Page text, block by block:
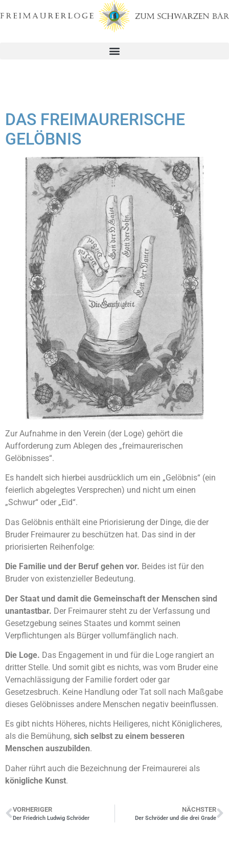
DAS FREIMAURERISCHE
GELÖBNIS
Zur Aufnahme in den Verein (der Loge) gehört die
Aufforderung zum Ablegen des „freimaurerischen
Gelöbnisses“.
Es handelt sich hierbei ausdrücklich um ein „Gelöbnis“ (ein
feierlich abgelegtes Versprechen) und nicht um einen
„Schwur“ oder „Eid“.
Das Gelöbnis enthält eine Priorisierung der Dinge, die der
Bruder Freimaurer zu beschützen hat. Das sind in der
priorisierten Reihenfolge:
Die Familie und der Beruf gehen vor. Beides ist für den
Bruder von existenzieller Bedeutung.
Der Staat und damit die Gemeinschaft der Menschen sind
unantastbar. Der Freimaurer steht zu der Verfassung und
Gesetzgebung seines Staates und kommt seinen
Verpflichtungen als Bürger vollumfänglich nach.
Die Loge. Das Engagement in und für die Loge rangiert an
dritter Stelle. Und somit gibt es nichts, was vom Bruder eine
Vernachlässigung der Familie fordert oder gar
Gesetzesbruch. Keine Handlung oder Tat soll nach Maßgabe
dieses Gelöbnisses andere Menschen negativ beeinflussen.
Es gibt nichts Höheres, nichts Heiligeres, nicht Königlicheres,
als die Bemühung, sich selbst zu einem besseren
Menschen auszubilden.
Daher rührt auch die Bezeichnung der Freimaurerei als
königliche Kunst.
VORHERIGER
Der Friedrich Ludwig Schröder
NÄCHSTER
Der Schröder und die drei Grade